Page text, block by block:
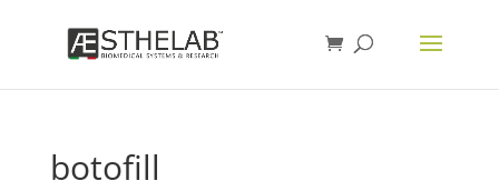
botofill